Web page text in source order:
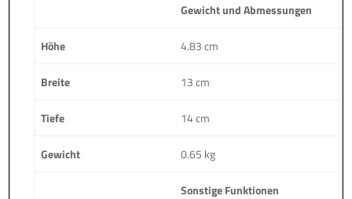
Gewicht und Abmessungen
Höhe 4.83 cm
Breite 13 cm
Tiefe 14 cm
Gewicht 0.65 kg
Sonstige Funktionen